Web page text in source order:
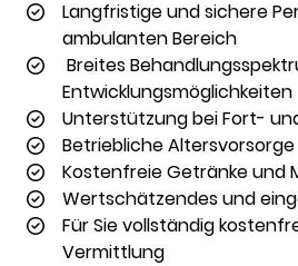
Langfristige und sichere
ambulanten Bereich
Breites
Entwicklungsmöglichkeiten
Unterstützung bei Fort-
Betriebliche Altersvorsorge
Kostenfreie Getränke und
Wertschätzendes und
Für Sie vollständig
Vermittlung